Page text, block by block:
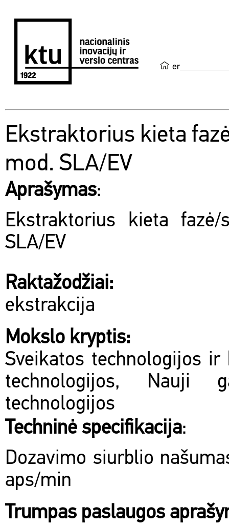
en
Ekstraktorius kieta
mod. SLA/EV
Aprašymas:
Ekstraktorius kieta fazė/
SLA/EV
Raktažodžiai:
ekstrakcija
Mokslo kryptis:
Sveikatos technologijos
technologijos, Nauji
technologijos
Techninė specifikacija:
Dozavimo siurblio
aps/min
Trumpas paslaugos